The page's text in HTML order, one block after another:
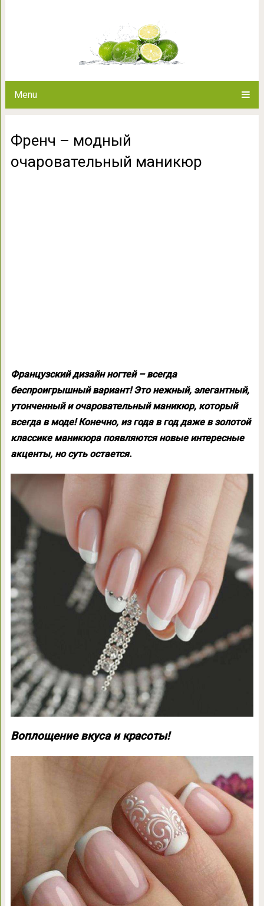
Menu
Френч – модный
очаровательный маникюр
Французский дизайн ногтей – всегда
беспроигрышный вариант! Это нежный, элегантный,
утонченный и очаровательный маникюр, который
всегда в моде! Конечно, из года в год даже в золотой
классике маникюра появляются новые интересные
акценты, но суть остается.
Воплощение вкуса и красоты!